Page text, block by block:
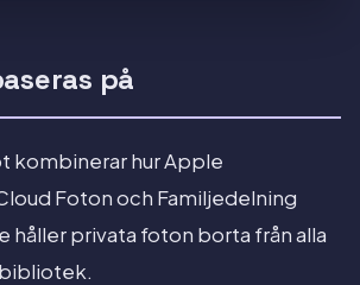
på
kombinerar hur Apple
Foton och Familjedelning
håller privata foton borta från alla